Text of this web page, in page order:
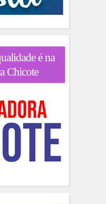
é na
Chicote